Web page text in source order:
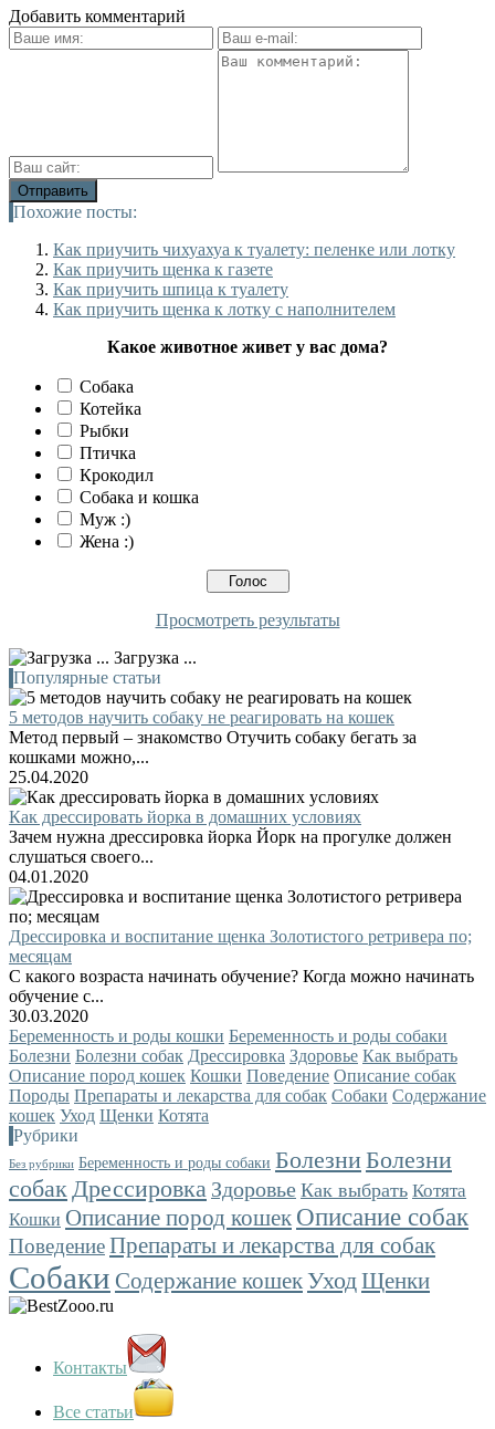
Добавить комментарий
Похожие посты:
Как приучить чихуахуа к туалету: пеленке или лотку
Как приучить щенка к газете
Как приучить шпица к туалету
Как приучить щенка к лотку с наполнителем
Какое животное живет у вас дома?
Собака
Котейка
Рыбки
Птичка
Крокодил
Собака и кошка
Муж :)
Жена :)
Просмотреть результаты
Загрузка ...
Популярные статьи
5 методов научить собаку не реагировать на кошек
Метод первый – знакомство Отучить собаку бегать за
кошками можно,...
25.04.2020
Как дрессировать йорка в домашних условиях
Зачем нужна дрессировка йорка Йорк на прогулке должен
слушаться своего...
04.01.2020
Дрессировка и воспитание щенка Золотистого ретривера по;
месяцам
С какого возраста начинать обучение? Когда можно начинать
обучение с...
30.03.2020
Беременность и роды кошки Беременность и роды собаки
Болезни Болезни собак Дрессировка Здоровье Как выбрать
Описание пород кошек Кошки Поведение Описание собак
Породы Препараты и лекарства для собак Собаки Содержание
кошек Уход Щенки Котята
Рубрики
Без рубрики Беременность и роды собаки Болезни Болезни
собак Дрессировка Здоровье Как выбрать Котята
Кошки Описание пород кошек Описание собак
ПоведениеПрепараты и лекарства для собак
Собаки Содержание кошекУходЩенки
Контакты
Все статьи